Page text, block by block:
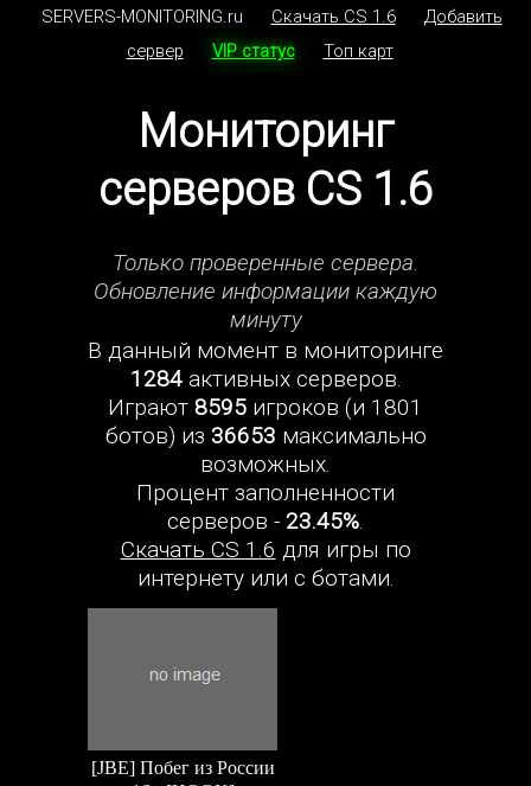
SERVERS-MONITORING.ru Скачать CS 1.6
Добавить
сервер
VIP статус Топ карт
Мониторинг
серверов CS 1.6
Только проверенные сервера.
Обновление информации каждую
минуту
В данный момент в мониторинге
1284активных серверов.
Играют 8595 игроков (и 1801
ботов) из 36653 максимально
возможных.
Процент заполненности
серверов - 23.45%.
Скачать CS 1.6 для игры по
интернету или с ботами.
[JBE] Побег из России